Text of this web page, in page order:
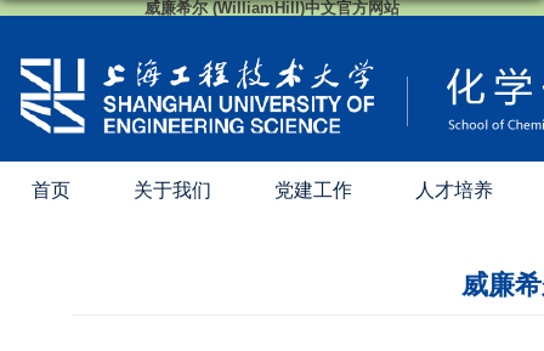
威廉希尔 (WilliamHill)中文官方网站
首页 关于我们 党建工作 人才培养
威廉